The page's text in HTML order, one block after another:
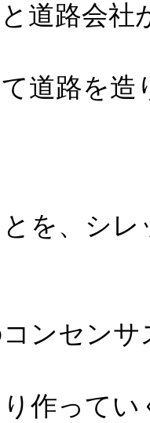
道路会
道路を
を、シ
ンセン
作って